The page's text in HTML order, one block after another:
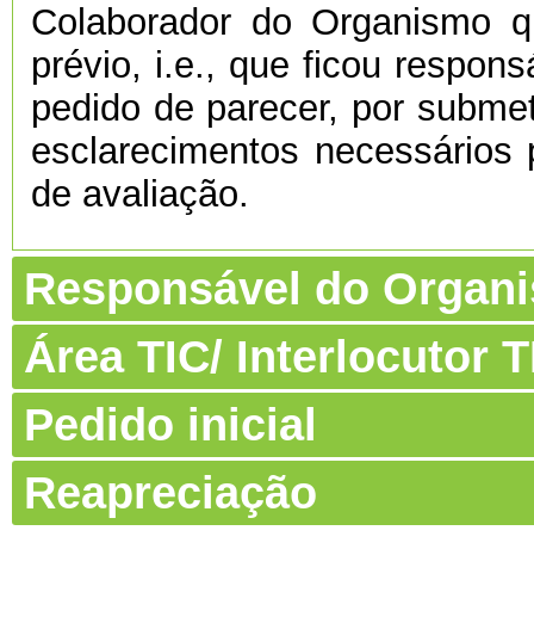
Colaborador do Organismo
prévio, i.e., que ficou
pedido de parecer, por
esclarecimentos
de avaliação.
Responsável do
Área TIC/ Interlocutor
Pedido inicial
Reapreciação